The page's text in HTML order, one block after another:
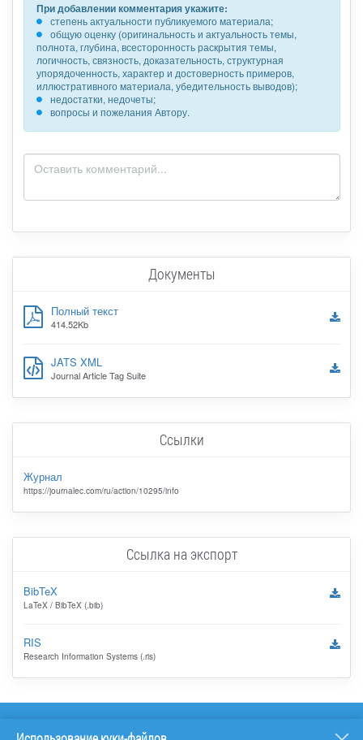
При добавлении комментария укажите:
степень актуальности публикуемого материала;
общую оценку (оригинальность и актуальность темы,
полнота, глубина, всесторонность раскрытия темы,
логичность, связность, доказательность, структурная
упорядоченность, характер и достоверность примеров,
иллюстративного материала, убедительность выводов);
недостатки, недочеты;
вопросы и пожелания Автору.
Документы
Полный текст
414.52Kb
JATS XML
Journal Article Tag Suite
Ссылки
Журнал
https://journalec.com/ru/action/10295/info
Ссылка на экспорт
BibTeX
LaTeX / BibTeX (.bib)
RIS
Research Information Systems (.ris)